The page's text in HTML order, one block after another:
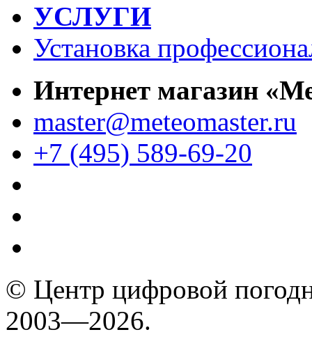
УСЛУГИ
Установка
Интернет магазин
master@meteomaster.ru
+7 (495) 589-69-20
© Центр цифровой
2003—2026.